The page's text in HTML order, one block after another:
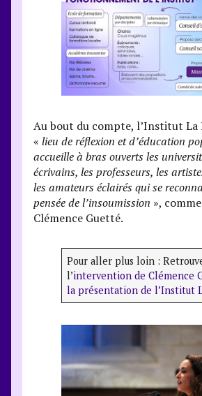
Au bout du compte, l’Institut La
« lieu de réflexion et d’éducation
accueille à bras ouverts les
écrivains, les professeurs, les
les amateurs éclairés qui se
pensée de l’insoumission »,
Clémence Guetté.
Pour aller plus loin :
l’intervention de Clémence
la présentation de l’Institut